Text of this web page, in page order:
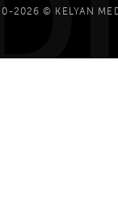
2026 © KELYAN